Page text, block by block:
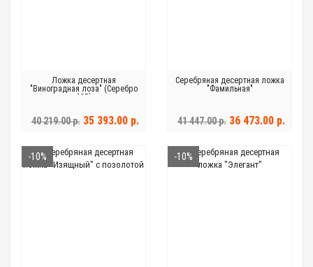
Ложка десертная
"Виноградная лоза" (Серебро
925)
40 219.00 р. 35 393.00 р.
Серебряная десертная ложка
"Фамильная"
41 447.00 р. 36 473.00 р.
-10% -10%